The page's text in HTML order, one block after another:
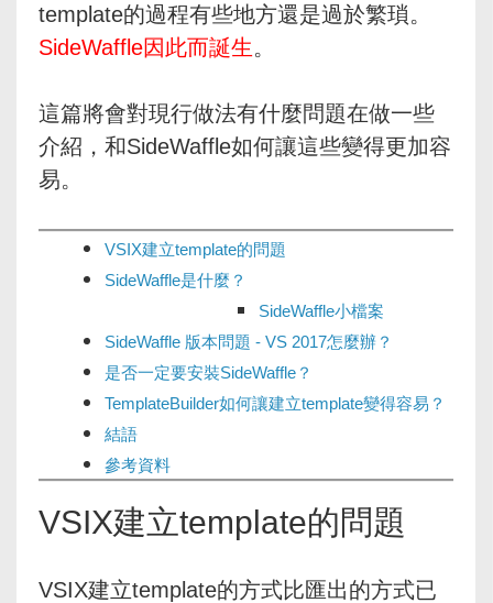
template的過程有些地方還是過於繁瑣。
SideWaffle因此而誕生。
這篇將會對現行做法有什麼問題在做一些
介紹，和SideWaffle如何讓這些變得更加容
易。
VSIX建立template的問題
SideWaffle是什麼？
SideWaffle小檔案
SideWaffle 版本問題 - VS 2017怎麼辦？
是否一定要安裝SideWaffle？
TemplateBuilder如何讓建立template變得容易？
結語
參考資料
VSIX建立template的問題
VSIX建立template的方式比匯出的方式已